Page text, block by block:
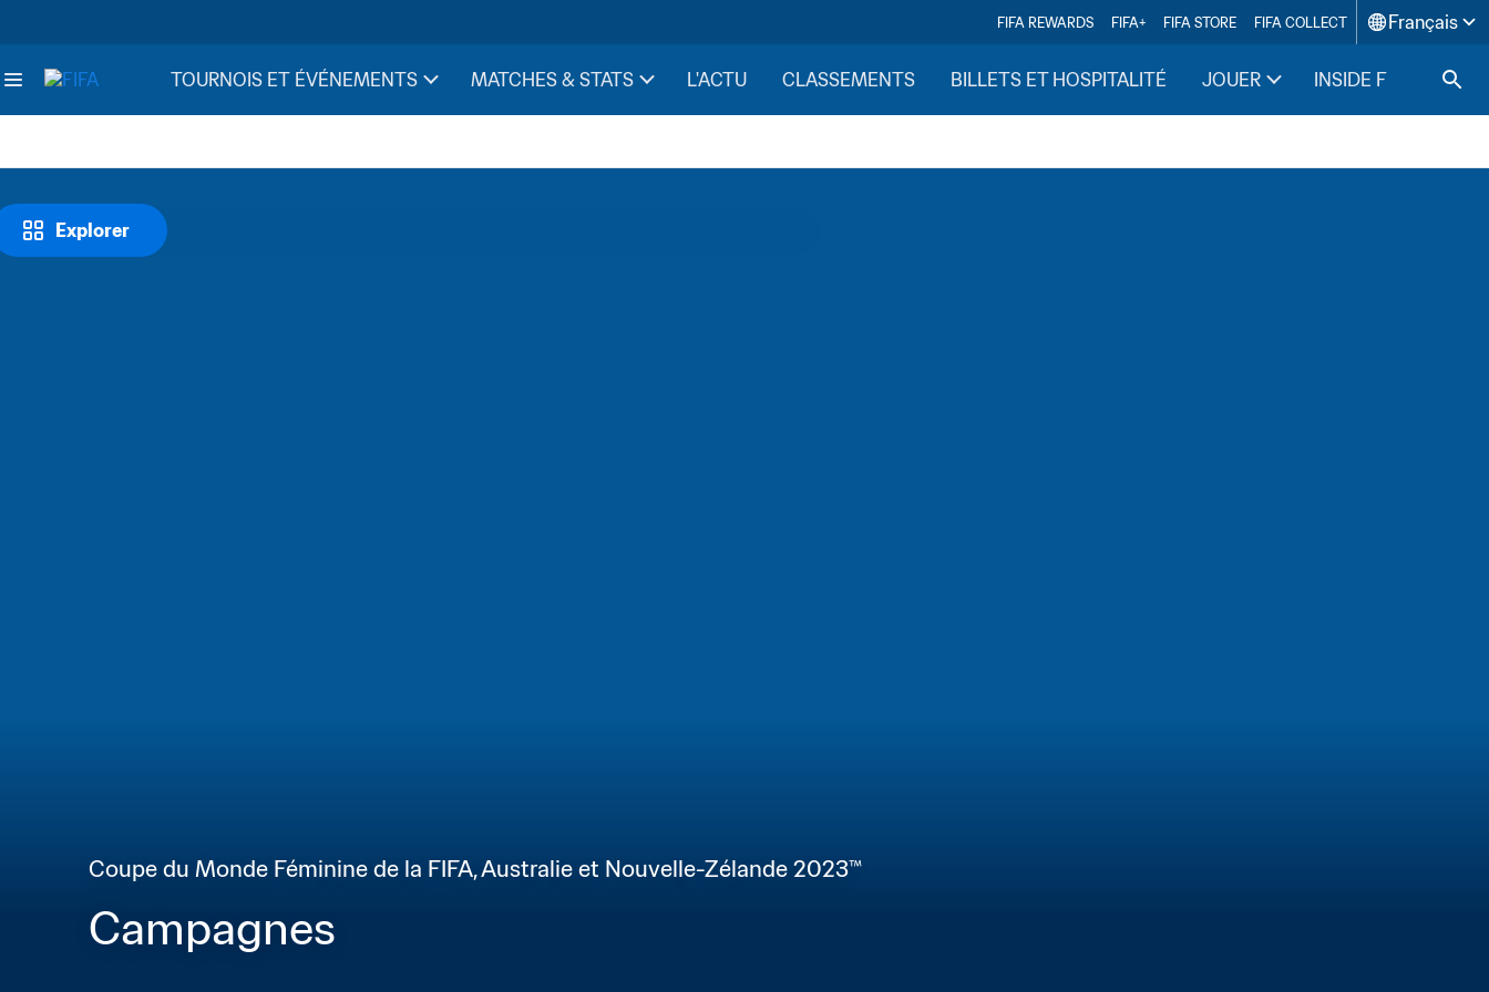
FIFA REWARDS FIFA+ FIFA STORE FIFA COLLECT Français
TOURNOIS ET ÉVÉNEMENTS MATCHES & STATS L'ACTU CLASSEMENTS BILLETS ET HOSPITALITÉ JOUER INSIDE FIFA
Explorer
Coupe du Monde Féminine de la FIFA, Australie et Nouvelle-Zélande 2023™
Campagnes